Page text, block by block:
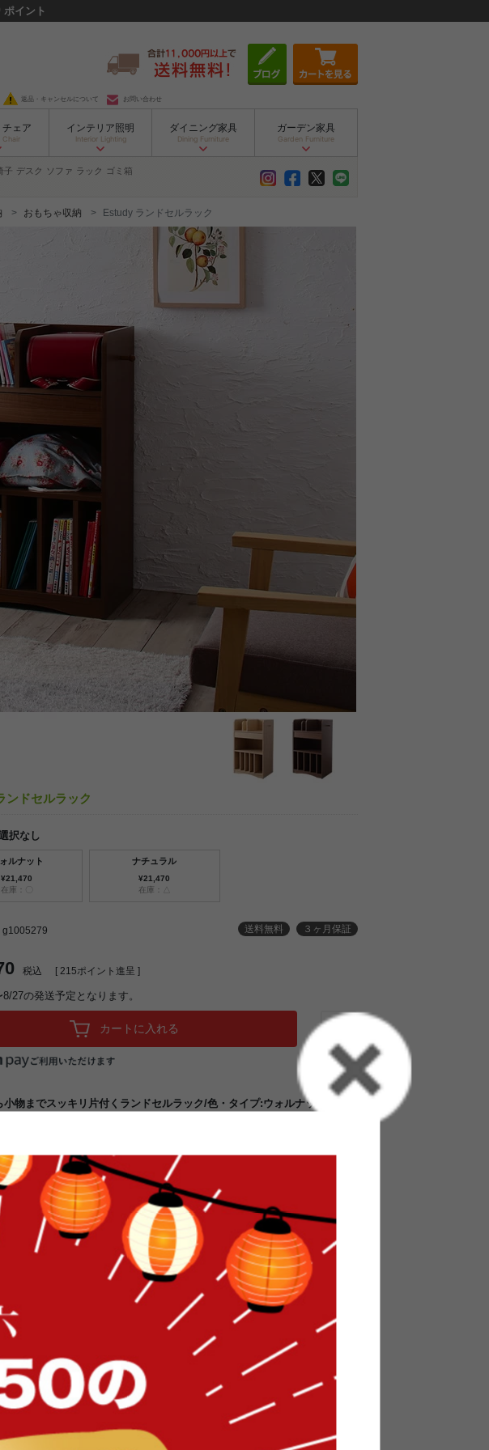
ポイント
返品・キャンセルについて お問い合わせ
ェア
Chair
インテリア照明
Interior Lighting
ダイニング家具
Dining Furniture
ガーデン家具
Garden Furniture
子 デスク ソファ ラック ゴミ箱
おもちゃ収納 Estudy ランドセルラック
ンドセルラック
択なし
ルナット
¥21,470
在庫：〇
ナチュラル
¥21,470
在庫：△
g1005279 送料無料 ３ヶ月保証
税込 [ 215ポイント進呈 ]
27の発送予定となります。
カートに入れる
小物までスッキリ片付くランドセルラック/色・タイプ:ウォルナット&ナチ
おり、教科書に図鑑、筆記具などの小物はもちろん、収納に困るピアニカ
カまで置けるスペースが備わったラックです。サイドには、帽子や給食
どを引っ掛けるフックが付いています。明日の準備も楽になるオススメの
す。ランドセルや学習用品など、定位置を決めることでお子様が自分で片
も身につきやすいですよ!